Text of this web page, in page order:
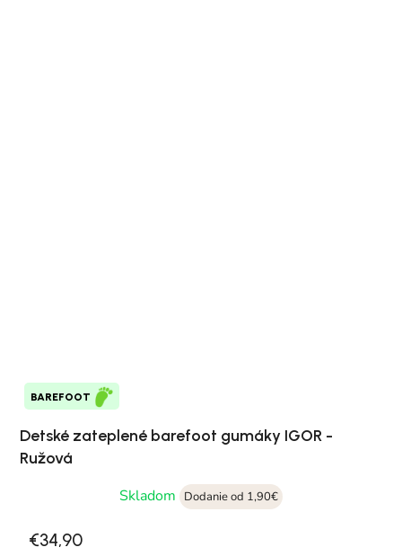
BAREFOOT
Detské zateplené barefoot gumáky IGOR -
Ružová
Skladom
Dodanie od 1,90€
€34,90